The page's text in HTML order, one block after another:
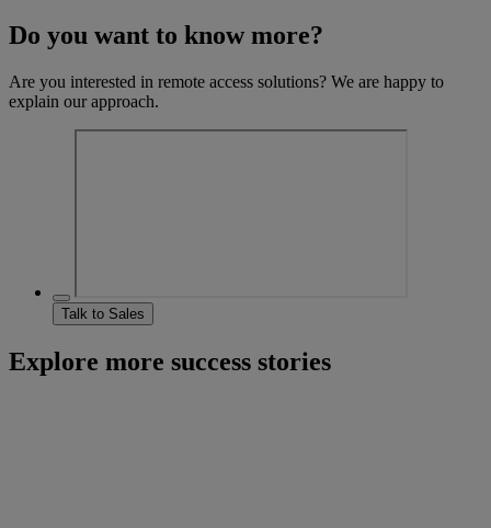
Do you want to know more?
Are you interested in remote access solutions? We are happy to
explain our approach.
Talk to Sales
Explore more success stories